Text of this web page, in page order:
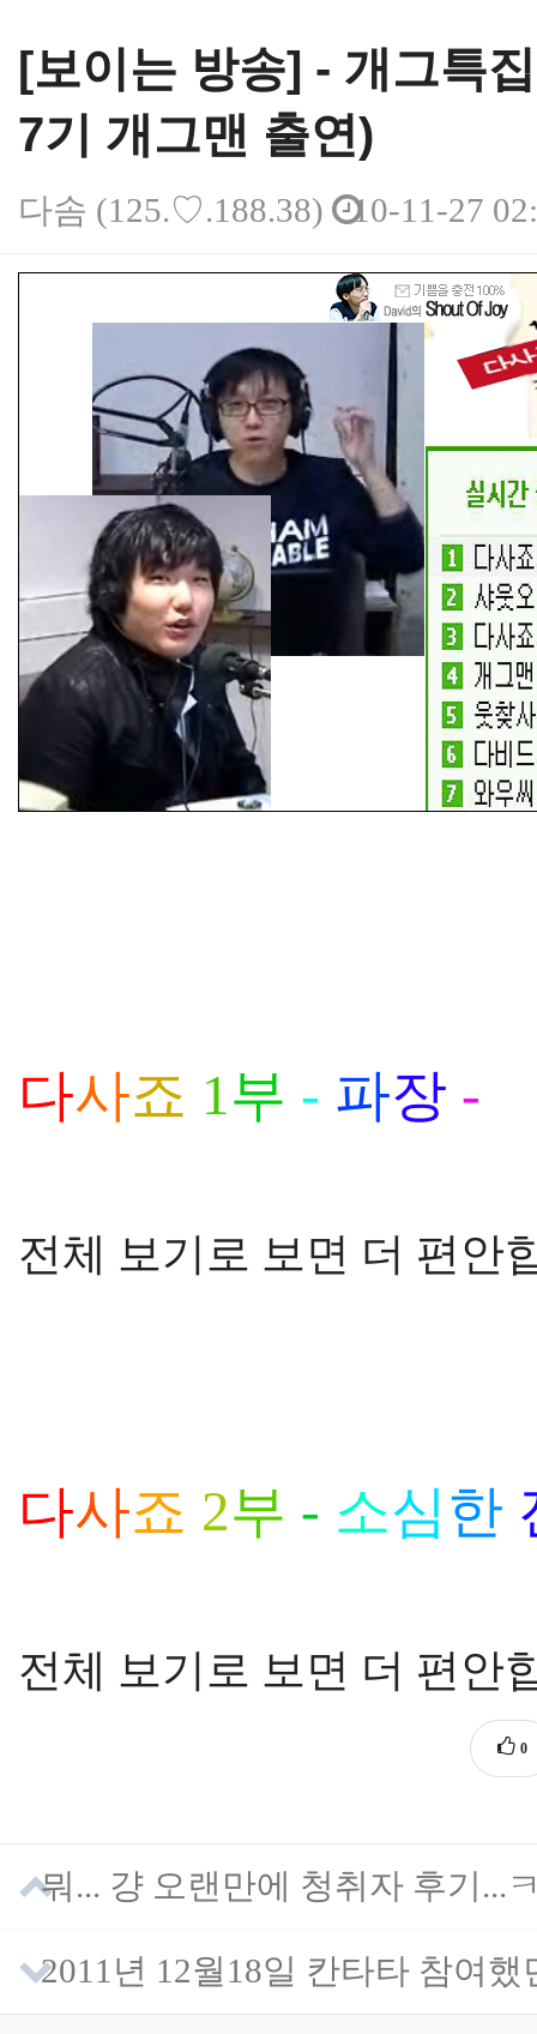
[보이는 방송] - 개그특
7기 개그맨 출연)
다솜 (125.♡.188.38) 10-11-27
다사죠 1부 - 파장 -
전체 보기로 보면 더 편안
다사죠 2부 - 소심한
전체 보기로 보면 더 편안
0
뭐... 걍 오랜만에 청취자 후기...
2011년 12월18일 칸타타 참여했